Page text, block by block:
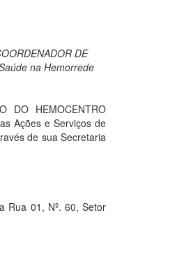
DE
na Hemorrede
DO HEMOCENTRO
Ações e Serviços de
de sua Secretaria
Rua 01, Nº. 60, Setor